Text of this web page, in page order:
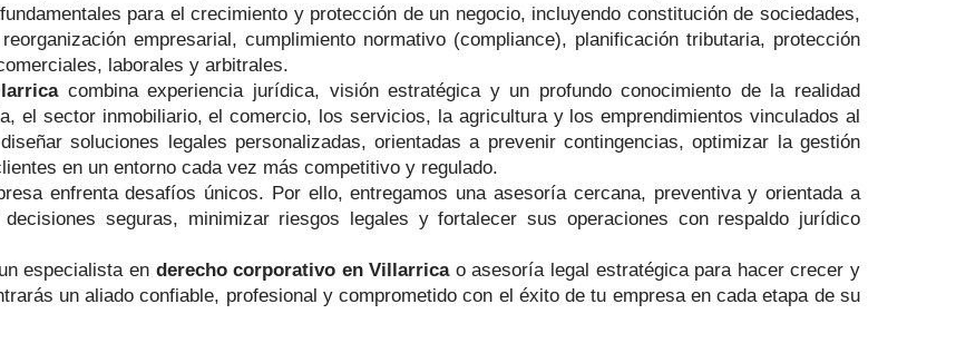
para el crecimiento y protección de un negocio, incluyendo constitución de sociedades,
empresarial, cumplimiento normativo (compliance), planificación tributaria, protección
laborales y arbitrales.
combina experiencia jurídica, visión estratégica y un profundo conocimiento de la realidad
el sector inmobiliario, el comercio, los servicios, la agricultura y los emprendimientos vinculados al
soluciones legales personalizadas, orientadas a prevenir contingencias, optimizar la gestión
en un entorno cada vez más competitivo y regulado.
enfrenta desafíos únicos. Por ello, entregamos una asesoría cercana, preventiva y orientada a
seguras, minimizar riesgos legales y fortalecer sus operaciones con respaldo jurídico
especialista en derecho corporativo en Villarricao asesoría legal estratégica para hacer crecer y
un aliado confiable, profesional y comprometido con el éxito de tu empresa en cada etapa de su